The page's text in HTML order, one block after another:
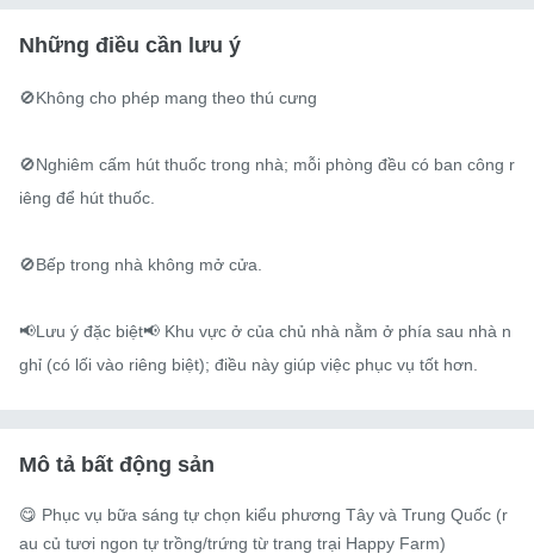
Những điều cần lưu ý
🚫Không cho phép mang theo thú cưng
🚫Nghiêm cấm hút thuốc trong nhà; mỗi phòng đều có ban công r
iêng để hút thuốc.
🚫Bếp trong nhà không mở cửa.
📢Lưu ý đặc biệt📢 Khu vực ở của chủ nhà nằm ở phía sau nhà n
ghỉ (có lối vào riêng biệt); điều này giúp việc phục vụ tốt hơn.
Mô tả bất động sản
😋 Phục vụ bữa sáng tự chọn kiểu phương Tây và Trung Quốc (r
au củ tươi ngon tự trồng/trứng từ trang trại Happy Farm)